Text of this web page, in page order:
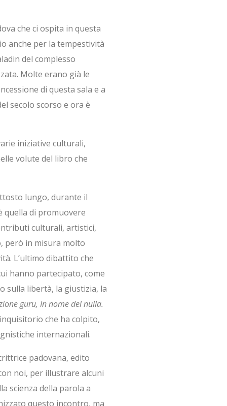
che ci ospita in questa
anche per la tempestività
del complesso
Molte erano già le
di questa sala e a
secolo scorso e ora è
iniziative culturali,
volute del libro che
lungo, durante il
quella di promuovere
culturali, artistici,
però in misura molto
L’ultimo dibattito che
hanno partecipato, come
sulla libertà, la giustizia, la
guru, In nome del nulla.
che ha colpito,
internazionali.
padovana, edito
noi, per illustrare alcuni
scienza della parola a
questo incontro, ma